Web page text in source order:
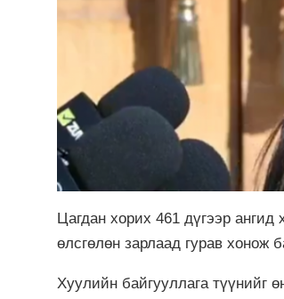
Цагдан хорих 461 дүгээр
өлсгөлөн зарлаад гурав хонож
Хуулийн байгууллага түүнийг